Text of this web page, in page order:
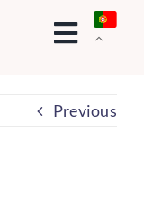
Previous